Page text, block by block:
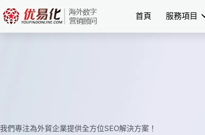
Skip
to
content
首頁 服務項目
我們專注為外貿企業提供全方位SEO解決方案！